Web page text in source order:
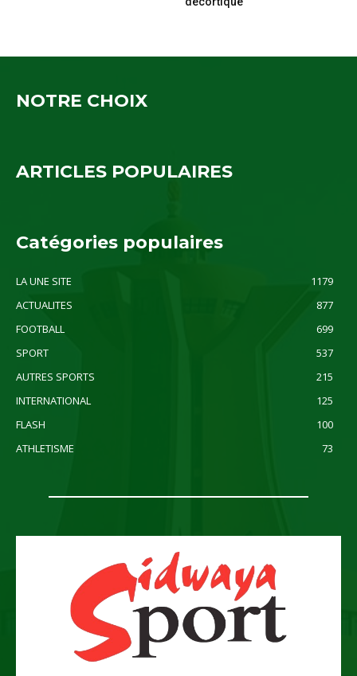
NOTRE CHOIX
ARTICLES POPULAIRES
Catégories populaires
LA UNE SITE
1179
ACTUALITES
877
FOOTBALL
699
SPORT
537
AUTRES SPORTS
215
INTERNATIONAL
125
FLASH
100
ATHLETISME
73